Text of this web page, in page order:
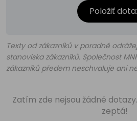
Položiť
Texty od zákazníků v poradně
stanoviska zákazníků. Společnost
zákazníků předem neschvaluje ani
Zatím zde nejsou žádné
zeptá!